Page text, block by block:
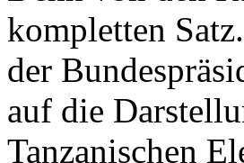
kompletten
der
auf die
Tanzanischen